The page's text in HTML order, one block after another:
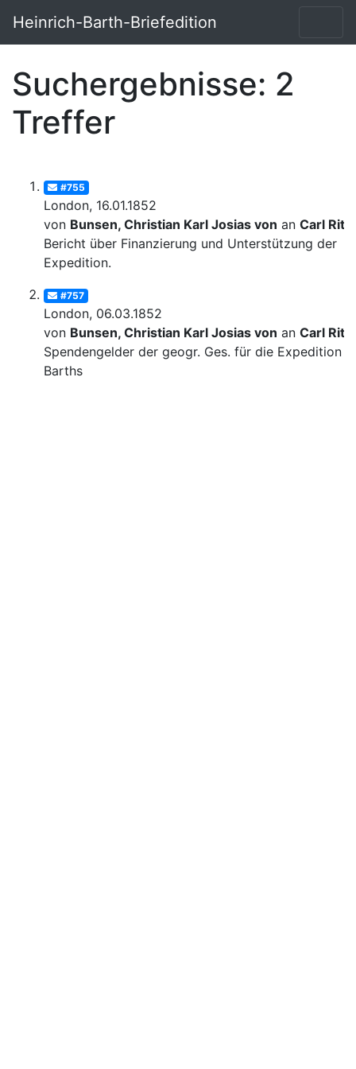
Heinrich-Barth-Briefedition
Suchergebnisse: 2
Treffer
#755
London, 16.01.1852
von Bunsen, Christian Karl Josias von an Carl
Bericht über Finanzierung und Unterstützung der
Expedition.
#757
London, 06.03.1852
von Bunsen, Christian Karl Josias von an Carl
Spendengelder der geogr. Ges. für die Expedition
Barths